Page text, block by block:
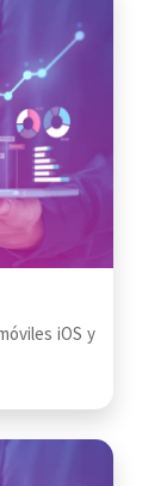
iOS y